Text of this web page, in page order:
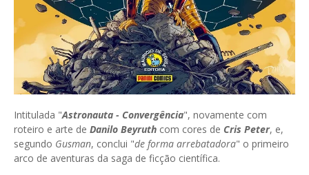
Intitulada "Astronauta - Convergência", novamente com
roteiro e arte de Danilo Beyruth com cores de Cris Peter, e,
segundo Gusman, conclui "de forma arrebatadora" o primeiro
arco de aventuras da saga de ficção científica.